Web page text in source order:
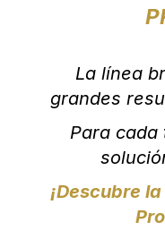
La línea
grandes
Para cada
¡Descubre